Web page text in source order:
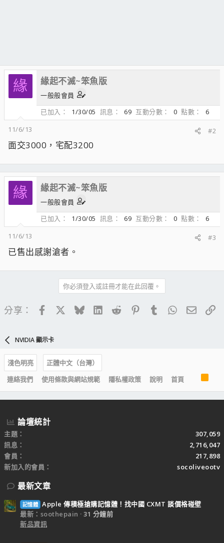
緣 緣起不滅~笨魚版
一般般會員
已加入
1/30/05 訊息 69 互動分數 0 點數
6
11/6/13
#2
面交3000，宅配3200
緣 緣起不滅~笨魚版
一般般會員
已加入
1/30/05 訊息 69 互動分數 0 點數
6
11/6/13
#3
已售出感謝滄者。
你必須登入或註冊才能在此回覆。
分享： FacebookBlueskyLinkedIn
Reddit PinterestTumblrWhatsApp
電子
NVIDIA 顯示卡
淺色明亮
正體中文（台灣）
連絡我們
使用條款與網站規範 隱私權政策 說明 首頁
S
論壇統計
主題
307,059
訊息
2,716,047
會員
217,898
新加入的會員
socoliveootv
最新文章
記憶體 Apple 傳積極搶購記憶體！找中國 CXMT 談價格碰壁
最新：soothepain
31 分鐘前
新品資訊